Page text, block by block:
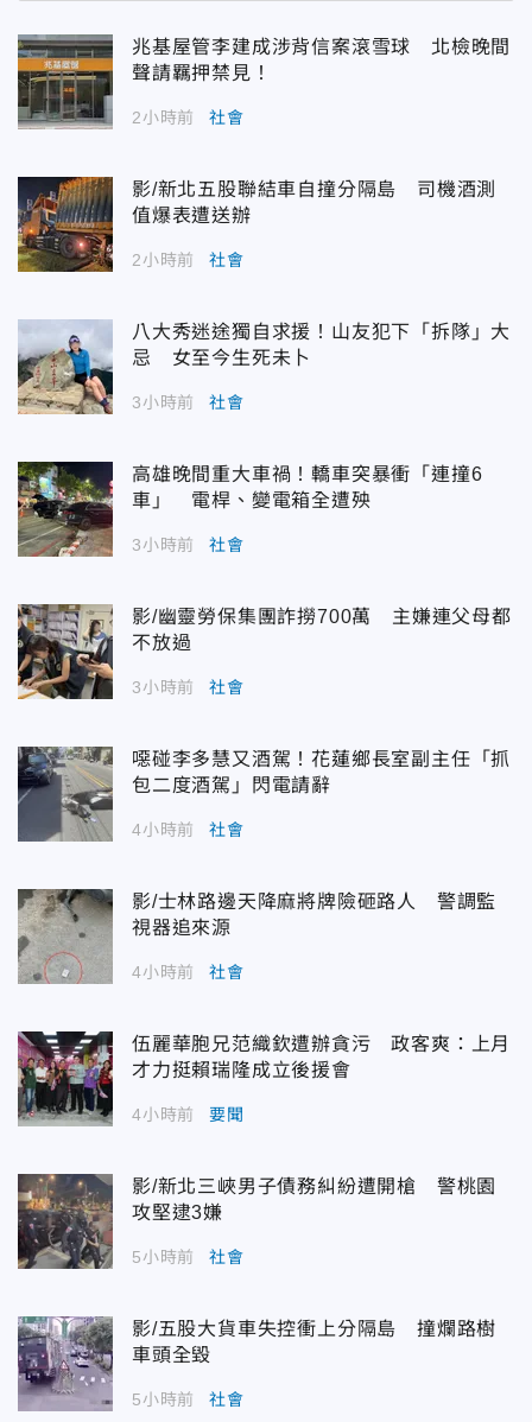
兆基屋管李建成涉背信案滾雪球 北檢晚間
聲請羈押禁見！
2小時前 社會
影/新北五股聯結車自撞分隔島 司機酒測
值爆表遭送辦
2小時前 社會
八大秀迷途獨自求援！山友犯下「拆隊」大
忌 女至今生死未卜
3小時前 社會
高雄晚間重大車禍！轎車突暴衝「連撞6
車」 電桿、變電箱全遭殃
3小時前 社會
影/幽靈勞保集團詐撈700萬 主嫌連父母都
不放過
3小時前 社會
噁碰李多慧又酒駕！花蓮鄉長室副主任「抓
包二度酒駕」閃電請辭
4小時前 社會
影/士林路邊天降麻將牌險砸路人 警調監
視器追來源
4小時前 社會
伍麗華胞兄范織欽遭辦貪污 政客爽：上月
才力挺賴瑞隆成立後援會
4小時前 要聞
影/新北三峽男子債務糾紛遭開槍 警桃園
攻堅逮3嫌
5小時前 社會
影/五股大貨車失控衝上分隔島 撞爛路樹
車頭全毀
5小時前 社會